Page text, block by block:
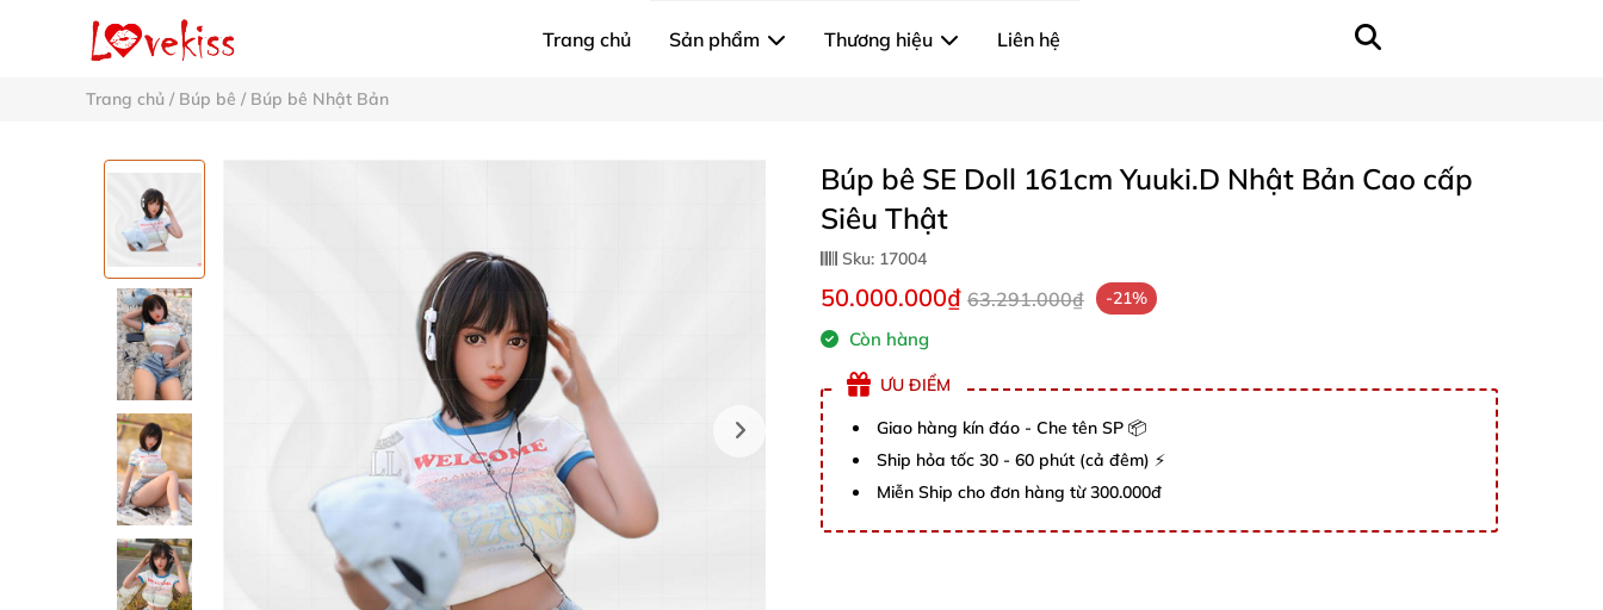
Trang chủ Sản phẩm Thương hiệu Liên hệ
Trang chủ / Búp bê / Búp bê Nhật Bản
Búp bê SE Doll 161cm Yuuki.D Nhật Bản Cao cấp
Siêu Thật
Sku: 17004
50.000.000₫ 63.291.000₫ -21%
Còn hàng
ƯU ĐIỂM
Giao hàng kín đáo - Che tên SP 📦
Ship hỏa tốc 30 - 60 phút (cả đêm) ⚡
Miễn Ship cho đơn hàng từ 300.000đ